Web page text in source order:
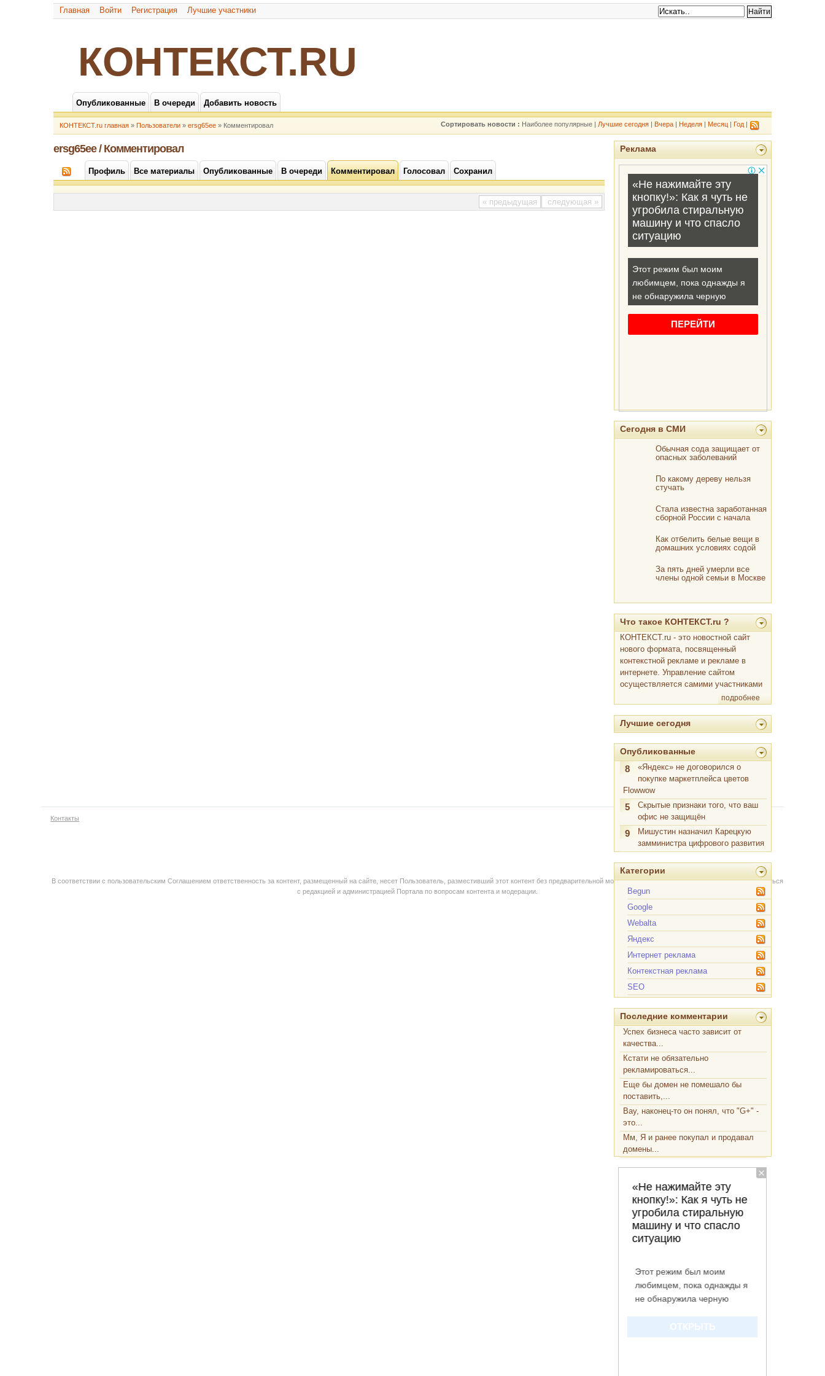
Главная Войти Регистрация Лучшие участники
КОНТЕКСТ.RU
Опубликованные В очереди Добавить новость
КОНТЕКСТ.ru главная »Пользователи »ersg65ee » Комментировал Сортировать новости : Наиболее популярные | Лучшие сегодня| Вчера| Неделя| Месяц| Год|
ersg65ee / Комментировал
Профиль Все материалы Опубликованные В очереди Комментировал Голосовал Сохранил
« предыдущая следующая »
Реклама
Сегодня в СМИ
Обычная сода защищает от
опасных заболеваний
По какому дереву нельзя
стучать
Стала известна заработанная
сборной России с начала
Как отбелить белые вещи в
домашних условиях содой
За пять дней умерли все
члены одной семьи в Москве
Что такое КОНТЕКСТ.ru ?
КОНТЕКСТ.ru - это новостной сайт
нового формата, посвященный
контекстной рекламе и рекламе в
интернете. Управление сайтом
осуществляется самими участниками
подробнее
Лучшие сегодня
Опубликованные
8
«Яндекс» не договорился о
покупке маркетплейса цветов
Flowwow
5
Скрытые признаки того, что ваш
офис не защищён
9
Мишустин назначил Карецкую
замминистра цифрового развития
Категории
Begun
Google
Webalta
Яндекс
Интернет реклама
Контекстная реклама
SEO
Последние комментарии
Успех бизнеса часто зависит от
качества...
Кстати не обязательно
рекламироваться...
Еще бы домен не помешало бы
поставить,...
Вау, наконец-то он понял, что "G+" -
это...
Мм, Я и ранее покупал и продавал
домены...
Контакты
В соответствии с пользовательским Соглашением ответственность за контент, размещенный на сайте, несет Пользователь, разместивший этот контент без предварительной модерации через форму на сайте. Вы можете связаться
с редакцией и администрацией Портала по вопросам контента и модерации.